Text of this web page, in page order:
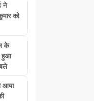
ने
को
के
हुआ
आया